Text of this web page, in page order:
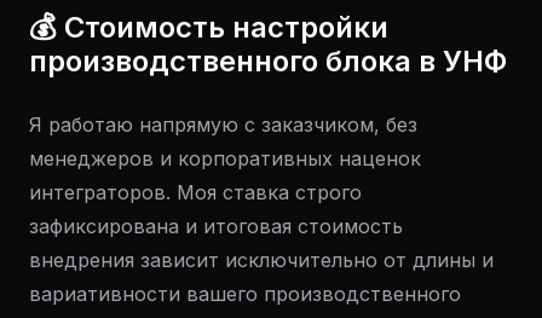
💰 Стоимость настройки
производственного блока в УНФ
Я работаю напрямую с заказчиком, без
менеджеров и корпоративных наценок
интеграторов. Моя ставка строго
зафиксирована и итоговая стоимость
внедрения зависит исключительно от длины и
вариативности вашего производственного